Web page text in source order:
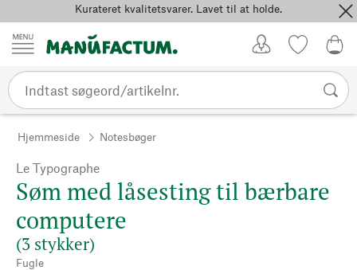
Spring til indholdKurateret kvalitetsvarer. Lavet til at holde.
Hjemmeside Notesbøger
Le Typographe
Søm med låsesting til bærbare
computere
(3 stykker)
Fugle